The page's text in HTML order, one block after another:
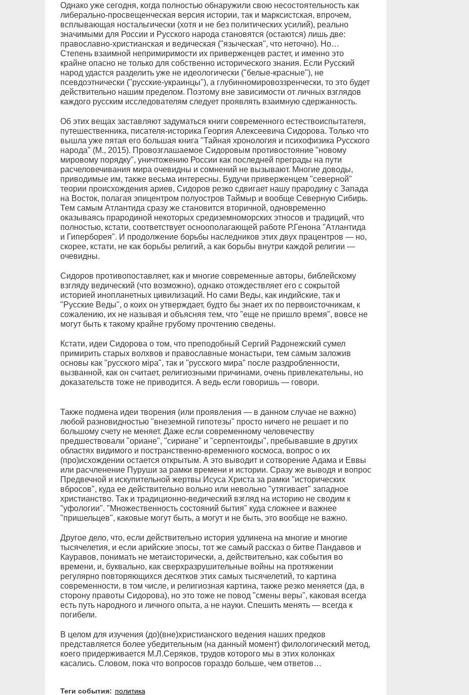
Однако уже сегодня, когда полностью обнаружили свою несостоятельность как
либерально-просвещенческая версия истории, так и марксистская, впрочем,
всплывающая ностальгически (хотя и не без политических усилий), реально
значимыми для России и Русского народа становятся (остаются) лишь две:
православно-христианская и ведическая ("языческая", что неточно). Но…
Степень взаимной непримиримости их приверженцев растет, и именно это
крайне опасно не только для собственно исторического знания. Если Русский
народ удастся разделить уже не идеологически ("белые-красные"), не
псевдоэтнически ("русские-украинцы"), а глубинномировоззренчески, то это будет
действительно нашим пределом. Поэтому вне зависимости от личных взглядов
каждого русским исследователям следует проявлять взаимную сдержанность.
Об этих вещах заставляют задуматься книги современного естествоиспытателя,
путешественника, писателя-историка Георгия Алексеевича Сидорова. Только что
вышла уже пятая его большая книга "Тайная хронология и психофизика Русского
народа" (М., 2015). Провозглашаемое Сидоровым противостояние "новому
мировому порядку", уничтожению России как последней преграды на пути
расчеловечивания мира очевидны и сомнений не вызывают. Многие доводы,
приводимые им, также весьма интересны. Будучи приверженцем "северной"
теории происхождения ариев, Сидоров резко сдвигает нашу прародину с Запада
на Восток, полагая эпицентром полуостров Таймыр и вообще Северную Сибирь.
Тем самым Атлантида сразу же становится вторичной, одновременно
оказываясь прародиной некоторых средиземноморских этносов и традиций, что
полностью, кстати, соответствует осноополагающей работе Р.Генона "Атлантида
и Гиперборея". И продолжение борьбы наследников этих двух працентров — но,
скорее, кстати, не как борьбы религий, а как борьбы внутри каждой религии —
очевидны.
Сидоров противопоставляет, как и многие современные авторы, библейскому
взгляду ведический (что возможно), однако отождествляет его с сокрытой
историей инопланетных цивилизаций. Но сами Веды, как индийские, так и
"Русские Веды", о коих он утверждает, будто бы знает их по первоисточникам, к
сожалению, их не называя и объясняя тем, что "еще не пришло время", вовсе не
могут быть к такому крайне грубому прочтению сведены.
Кстати, идеи Сидорова о том, что преподобный Сергий Радонежский сумел
примирить старых волхвов и православные монастыри, тем самым заложив
основы как "русского мiра", так и "русского мира" после раздробленности,
вызванной, как он считает, религиозными причинами, очень привлекательны, но
доказательств тоже не приводится. А ведь если говоришь — говори.
Также подмена идеи творения (или проявления — в данном случае не важно)
любой разновидностью "внеземной гипотезы" просто ничего не решает и по
большому счету не меняет. Даже если современному человечеству
предшествовали "ориане", "сириане" и "серпентоиды", пребывавшие в других
областях видимого и постранственно-временного космоса, вопрос о их
(про)исхождении остается открытым. А это выводит и сотворение Адама и Еввы
или расчленение Пуруши за рамки времени и истории. Сразу же выводя и вопрос
Предвечной и искупительной жертвы Исуса Христа за рамки "исторических
вбросов", куда ее действительно вольно или невольно "утягивает" западное
христианство. Так и традиционно-ведический взгляд на историю не сводим к
"уфологии". "Множественность состояний бытия" куда сложнее и важнее
"пришельцев", каковые могут быть, а могут и не быть, это вообще не важно.
Другое дело, что, если действительно история удлинена на многие и многие
тысячелетия, и если арийские эпосы, тот же самый рассказ о битве Пандавов и
Кауравов, понимать не метаисторически, а, действительно, как события во
времени, и, буквально, как сверхразрушительные войны на протяжении
регулярно повторяющихся десятков этих самых тысячелетий, то картина
современности, в том числе, и религиозная картина, также резко меняется (да, в
сторону правоты Сидорова), но это тоже не повод "смены веры", каковая всегда
есть путь народного и личного опыта, а не науки. Спешить менять — всегда к
погибели.
В целом для изучения (до)(вне)христианского ведения наших предков
представляется более убедительным (на данный момент) филологический метод,
коего придерживается М.Л.Серяков, трудов которого мы в этих колонках
касались. Словом, пока что вопросов гораздо больше, чем ответов…
Теги события: политика